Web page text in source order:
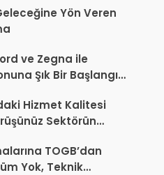
Yön Veren
ve Zegna ile
Şık Bir Başlangıç
Hizmet Kalitesi
Sektörün
TOGB’dan
Yok, Teknik